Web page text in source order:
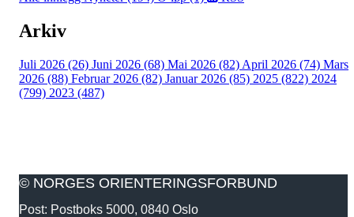
Arkiv
Juli 2026 (26) Juni 2026 (68) Mai 2026 (82) April 2026 (74) Mars
2026 (88) Februar 2026 (82) Januar 2026 (85) 2025 (822) 2024
(799) 2023 (487)
© NORGES ORIENTERINGSFORBUND
Post: Postboks 5000, 0840 Oslo